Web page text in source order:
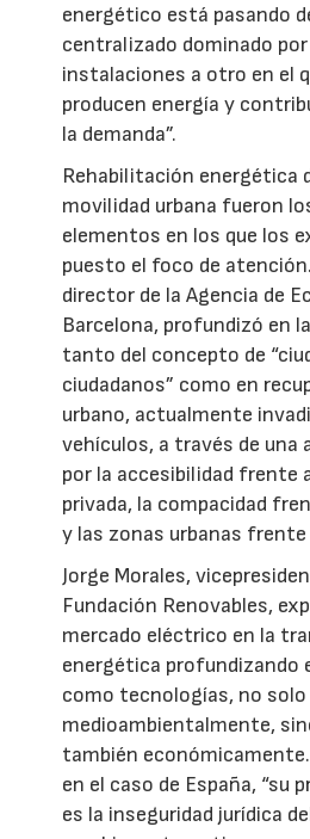
energético está pasando
centralizado dominado
instalaciones a otro en el
producen energía y
la demanda”.
Rehabilitación energética
movilidad urbana fueron
elementos en los que los
puesto el foco de
director de la Agencia de
Barcelona, profundizó en
tanto del concepto de
ciudadanos” como en
urbano, actualmente
vehículos, a través de una
por la accesibilidad frente
privada, la compacidad
y las zonas urbanas
Jorge Morales,
Fundación Renovables,
mercado eléctrico en la
energética profundizando
como tecnologías, no
medioambientalmente,
también
en el caso de España, “su
es la inseguridad jurídica